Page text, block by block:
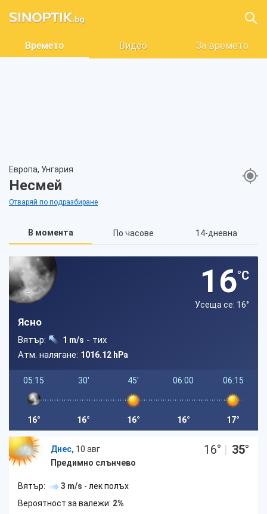
Времето Видео За времето
Европа, Унгария
Несмей
Отваряй по подразбиране
В момента По часове 14-дневна
16°C
Усеща се: 16°
Ясно
Вятър: 1 m/s - тих
Атм. налягане: 1016.12 hPa
05:15
16°
30'
16°
45'
16°
06:00
16°
06:15
17°
Днес, 10 авг
Предимно слънчево
16° | 35°
Вятър: 3 m/s - лек полъх
Вероятност за валежи: 2%